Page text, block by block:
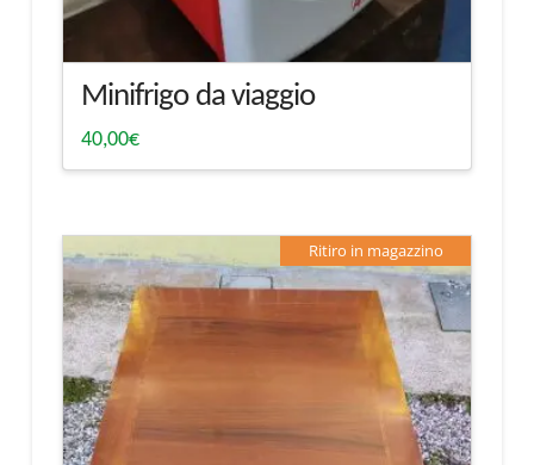
Minifrigo da viaggio
40,00€
Ritiro in magazzino